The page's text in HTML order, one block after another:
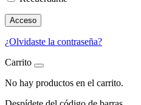
Acceso
¿Olvidaste la contraseña?
Carrito
No hay productos en el carrito.